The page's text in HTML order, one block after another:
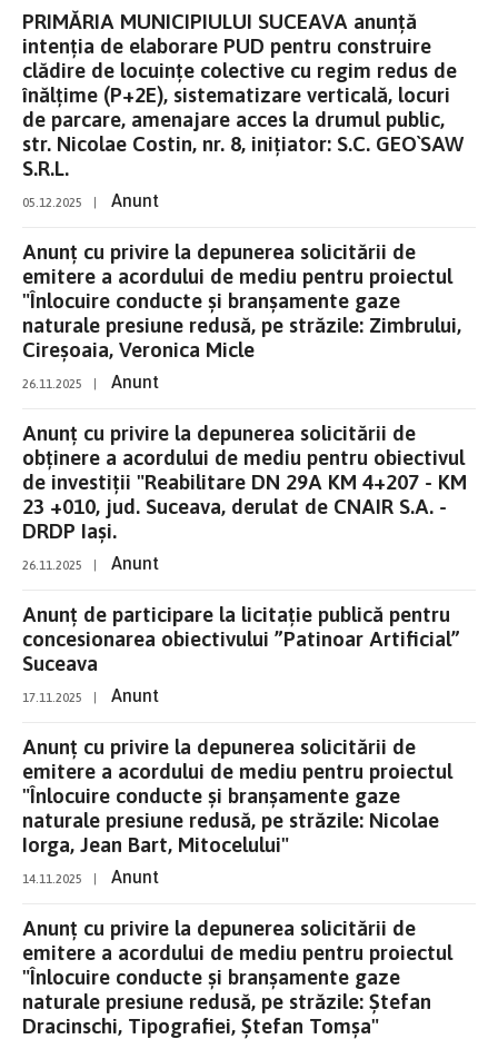
PRIMĂRIA MUNICIPIULUI SUCEAVA anunţă
intenţia de elaborare PUD pentru construire
clădire de locuințe colective cu regim redus de
înălțime (P+2E), sistematizare verticală, locuri
de parcare, amenajare acces la drumul public,
str. Nicolae Costin, nr. 8, inițiator: S.C. GEO`SAW
S.R.L.
05.12.2025 Anunt
Anunț cu privire la depunerea solicitării de
emitere a acordului de mediu pentru proiectul
"Înlocuire conducte și branșamente gaze
naturale presiune redusă, pe străzile: Zimbrului,
Cireșoaia, Veronica Micle
26.11.2025 Anunt
Anunț cu privire la depunerea solicitării de
obținere a acordului de mediu pentru obiectivul
de investiții "Reabilitare DN 29A KM 4+207 - KM
23 +010, jud. Suceava, derulat de CNAIR S.A. -
DRDP Iași.
26.11.2025 Anunt
Anunț de participare la licitație publică pentru
concesionarea obiectivului ”Patinoar Artificial”
Suceava
17.11.2025 Anunt
Anunț cu privire la depunerea solicitării de
emitere a acordului de mediu pentru proiectul
"Înlocuire conducte și branșamente gaze
naturale presiune redusă, pe străzile: Nicolae
Iorga, Jean Bart, Mitocelului"
14.11.2025 Anunt
Anunț cu privire la depunerea solicitării de
emitere a acordului de mediu pentru proiectul
"Înlocuire conducte și branșamente gaze
naturale presiune redusă, pe străzile: Ștefan
Dracinschi, Tipografiei, Ștefan Tomșa"